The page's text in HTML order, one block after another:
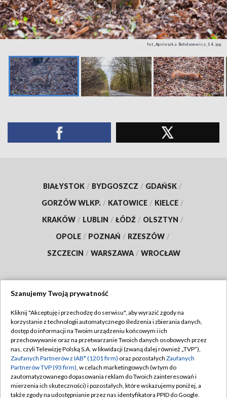
fot_Agnieszka Bohdanowicz_14.jpg
BIAŁYSTOK / BYDGOSZCZ / GDAŃSK /
GORZÓW WLKP. / KATOWICE / KIELCE /
KRAKÓW / LUBLIN / ŁÓDŹ / OLSZTYN /
OPOLE / POZNAŃ / RZESZÓW /
SZCZECIN / WARSZAWA / WROCŁAW
TVP
Abonament TVP
Emisja w TVP
Centrum informacji TVP
Naziemna Telewizja Cyfrowa
Regulamin TVP
Polityka prywatności
Moje zgody
Pomoc
Szanujemy Twoją prywatność
Kliknij "Akceptuję i przechodzę do serwisu", aby wyrazić zgody na
korzystanie z technologii automatycznego śledzenia i zbierania danych,
dostęp do informacji na Twoim urządzeniu końcowym i ich
przechowywanie oraz na przetwarzanie Twoich danych osobowych przez
nas, czyli Telewizję Polską S.A. w likwidacji (zwaną dalej również „TVP”),
Zaufanych Partnerów z IAB* (1201 firm) oraz pozostałych Zaufanych
Partnerów TVP (93 firm), w celach marketingowych (w tym do
zautomatyzowanego dopasowania reklam do Twoich zainteresowań i
mierzenia ich skuteczności) i pozostałych, które wskazujemy poniżej, a
także zgody na udostępnianie przez nas identyfikatora PPID do Google.